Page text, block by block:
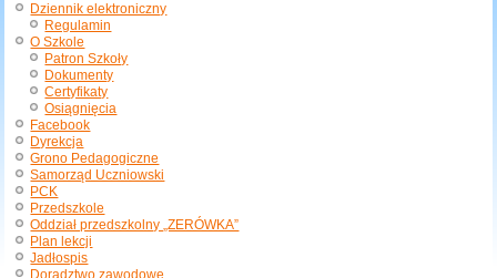
Dziennik elektroniczny
Regulamin
O Szkole
Patron Szkoły
Dokumenty
Certyfikaty
Osiągnięcia
Facebook
Dyrekcja
Grono Pedagogiczne
Samorząd Uczniowski
PCK
Przedszkole
Oddział przedszkolny „ZERÓWKA”
Plan lekcji
Jadłospis
Doradztwo zawodowe